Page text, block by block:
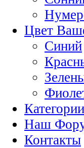
Цвет
Синий
Категории
Наш
Контакты